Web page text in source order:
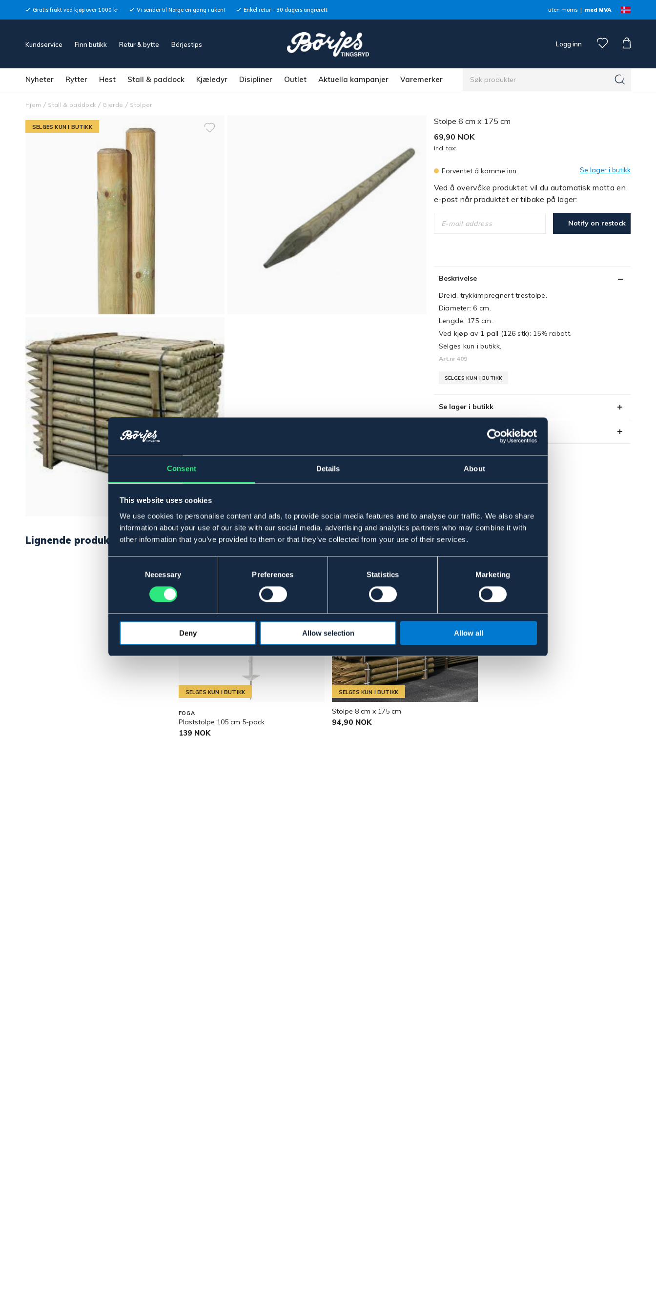
Consent Details About
This website uses cookies
We use cookies to personalise content and ads, to provide social media features and to analyse our traffic. We also share
information about your use of our site with our social media, advertising and analytics partners who may combine it with
other information that you’ve provided to them or that they’ve collected from your use of their services.
Necessary Preferences Statistics Marketing
Deny Allow selection Allow all
Gratis frakt ved kjøp over 1000 kr Vi sender til Norge en gang i uken! Enkel retur - 30 dagers angrerett uten moms med MVA
Kundservice Finn butikk Retur & bytte Börjestips Logg inn
Nyheter Rytter Hest Stall & paddock Kjæledyr Disipliner Outlet Aktuella kampanjer Varemerker
Hjem Stall & paddock Gjerde Stolper
SELGES KUN I BUTIKK
Stolpe 6 cm x 175 cm
69,90 NOK
Incl. tax:
Forventet å komme inn Se lager i butikk
Ved å overvåke produktet vil du automatisk motta en
e-post når produktet er tilbake på lager:
Notify on restock
Beskrivelse
Dreid, trykkimpregnert trestolpe.
Diameter: 6 cm.
Lengde: 175 cm.
Ved kjøp av 1 pall (126 stk): 15% rabatt.
Selges kun i butikk.
Art.nr 409
SELGES KUN I BUTIKK
Se lager i butikk
Lignende produkter
SELGES KUN I BUTIKK
FOGA
Plaststolpe 105 cm 5-pack
139 NOK
SELGES KUN I BUTIKK
Stolpe 8 cm x 175 cm
94,90 NOK